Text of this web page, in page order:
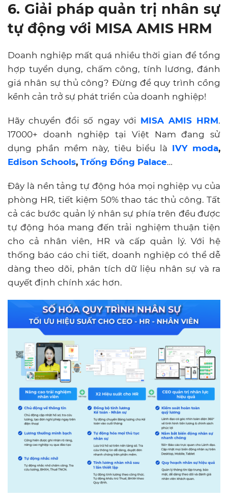
6. Giải pháp quản trị nhân sự
tự động với MISA AMIS HRM
Doanh nghiệp mất quá nhiều thời gian để tổng
hợp tuyển dụng, chấm công, tính lương, đánh
giá nhân sự thủ công? Đừng để quy trình cồng
kềnh cản trở sự phát triển của doanh nghiệp!
Hãy chuyển đổi số ngay với MISA AMIS HRM.
17000+ doanh nghiệp tại Việt Nam đang sử
dụng phần mềm này, tiêu biểu là IVY moda,
Edison Schools, Trống Đồng Palace…
Đây là nền tảng tự động hóa mọi nghiệp vụ của
phòng HR, tiết kiệm 50% thao tác thủ công. Tất
cả các bước quản lý nhân sự phía trên đều được
tự động hóa mang đến trải nghiệm thuận tiện
cho cả nhân viên, HR và cấp quản lý. Với hệ
thống báo cáo chi tiết, doanh nghiệp có thể dễ
dàng theo dõi, phân tích dữ liệu nhân sự và ra
quyết định chính xác hơn.